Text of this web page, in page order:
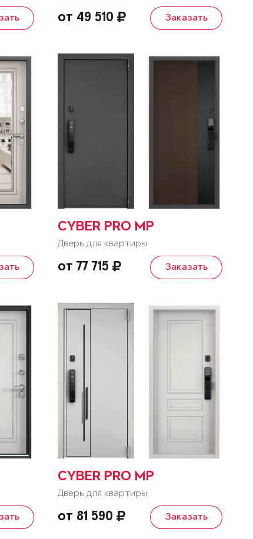
от 49 510 Заказать
CYBER PRO MP
Дверь для квартиры
от 77 715 Заказать
CYBER PRO MP
Дверь для квартиры
от 81 590 Заказать